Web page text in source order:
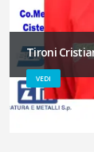
Tironi
VEDI